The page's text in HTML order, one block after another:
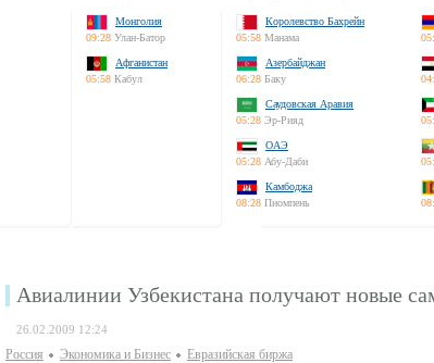
Монголия
09:28 Улан-Батор
Афганистан
05:58 Кабул
Королевство Бахрейн
05:58 Манама
Азербайджан
06:28 Баку
Саудовская Аравия
05:28 Эр-Рияд
ОАЭ
05:28 Абу-Даби
Камбоджа
08:28 Пномпень
Авиалинии Узбекистана получают новые
26.02.2009 12:24
Россия Экономика и Бизнес Евразийская биржа